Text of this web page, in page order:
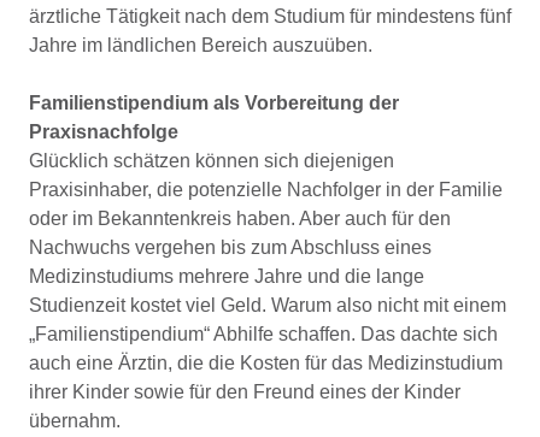
ärztliche Tätigkeit nach dem Studium für mindestens fünf
Jahre im ländlichen Bereich auszuüben.
Familienstipendium als Vorbereitung der
Praxisnachfolge
Glücklich schätzen können sich diejenigen
Praxisinhaber, die potenzielle Nachfolger in der Familie
oder im Bekann­tenkreis haben. Aber auch für den
Nachwuchs vergehen bis zum Abschluss eines
Medizinstudiums mehrere Jah­re und die lange
Studienzeit kostet viel Geld. Warum also nicht mit einem
„Familienstipendium“ Abhilfe schaffen. Das dachte sich
auch eine Ärztin, die die Kosten für das Medizinstudium
ihrer Kinder sowie für den Freund eines der Kinder
übernahm.